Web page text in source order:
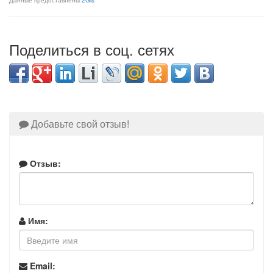
Поделиться в соц. сетях
Добавьте свой отзыв!
Отзыв:
Имя:
Email: